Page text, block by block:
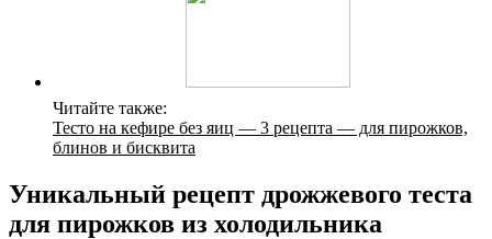
Читайте также:
Тесто на кефире без яиц — 3 рецепта — для пирожков,
блинов и бисквита
Уникальный рецепт дрожжевого теста
для пирожков из холодильника